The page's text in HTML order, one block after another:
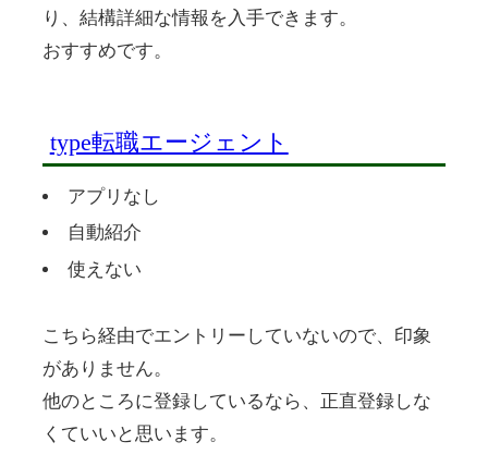
り、結構詳細な情報を入手できます。
おすすめです。
type転職エージェント
アプリなし
自動紹介
使えない
こちら経由でエントリーしていないので、印象
がありません。
他のところに登録しているなら、正直登録しな
くていいと思います。